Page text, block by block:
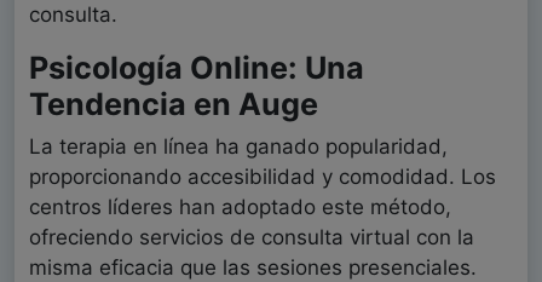
consulta.
Psicología Online: Una
Tendencia en Auge
La terapia en línea ha ganado popularidad,
proporcionando accesibilidad y comodidad. Los
centros líderes han adoptado este método,
ofreciendo servicios de consulta virtual con la
misma eficacia que las sesiones presenciales.